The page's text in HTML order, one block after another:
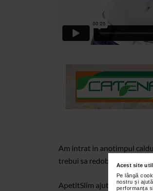
Acest site
Pe lângă
nostru și
performanța
Am intrat in anotimpul
trebui sa redobandim silueta
ApetitSlim ajuta la